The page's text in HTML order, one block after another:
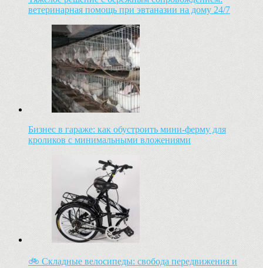
ветеринарная помощь при эвтаназии на дому 24/7
Бизнес в гараже: как обустроить мини-ферму для
кроликов с минимальными вложениями
🚲 Складные велосипеды: свобода передвижения и